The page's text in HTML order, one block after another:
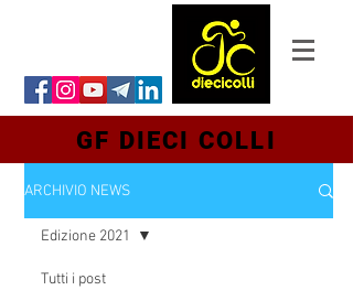
GF DIECI COLLI
ARCHIVIO NEWS
Tutti i post
Edizione 2021